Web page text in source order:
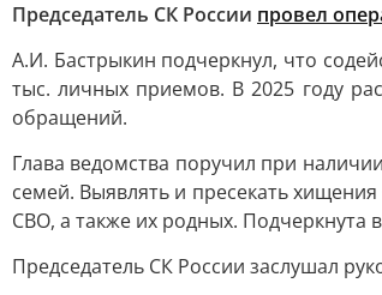
Председатель СК России провел
А.И. Бастрыкин подчеркнул, что
тыс. личных приемов. В 2025 году
обращений.
Глава ведомства поручил при
семей. Выявлять и пресекать
СВО, а также их родных. Подчеркнута
Председатель СК России заслушал